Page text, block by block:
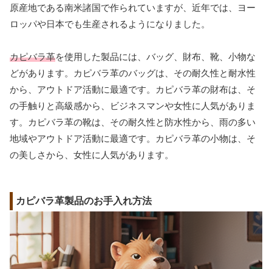
原産地である南米諸国で作られていますが、近年では、ヨー
ロッパや日本でも生産されるようになりました。
カピバラ革を使用した製品には、バッグ、財布、靴、小物な
どがあります。カピバラ革のバッグは、その耐久性と耐水性
から、アウトドア活動に最適です。カピバラ革の財布は、そ
の手触りと高級感から、ビジネスマンや女性に人気がありま
す。カピバラ革の靴は、その耐久性と防水性から、雨の多い
地域やアウトドア活動に最適です。カピバラ革の小物は、そ
の美しさから、女性に人気があります。
カピバラ革製品のお手入れ方法